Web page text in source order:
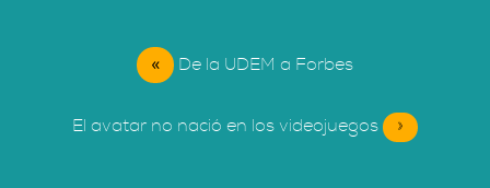
« De la UDEM a Forbes
El avatar no nació en los videojuegos »